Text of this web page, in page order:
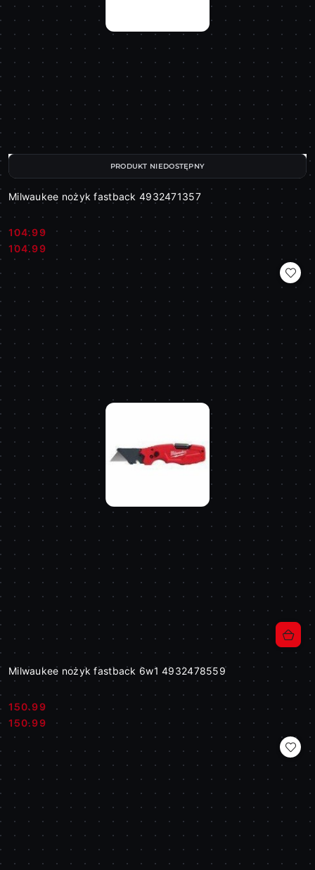
Milwaukee nożyk fastback 4932471357
Cena:
104.99
Cena:
104.99
PRODUKT NIEDOSTĘPNY
Milwaukee nożyk fastback 6w1 4932478559
Cena:
150.99
Cena:
150.99